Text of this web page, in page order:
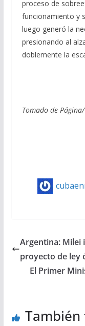
proceso de
funcionamiento y
luego generó la
presionando al
doblemente la
Tomado de
Argentina: Milei
proyecto de ley
El Primer